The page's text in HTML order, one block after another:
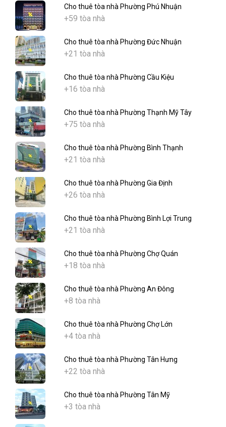
Cho thuê tòa nhà Phường Phú Nhuận
+59 tòa nhà
Cho thuê tòa nhà Phường Đức Nhuận
+21 tòa nhà
Cho thuê tòa nhà Phường Cầu Kiệu
+16 tòa nhà
Cho thuê tòa nhà Phường Thạnh Mỹ Tây
+75 tòa nhà
Cho thuê tòa nhà Phường Bình Thạnh
+21 tòa nhà
Cho thuê tòa nhà Phường Gia Định
+26 tòa nhà
Cho thuê tòa nhà Phường Bình Lợi Trung
+21 tòa nhà
Cho thuê tòa nhà Phường Chợ Quán
+18 tòa nhà
Cho thuê tòa nhà Phường An Đông
+8 tòa nhà
Cho thuê tòa nhà Phường Chợ Lớn
+4 tòa nhà
Cho thuê tòa nhà Phường Tân Hưng
+22 tòa nhà
Cho thuê tòa nhà Phường Tân Mỹ
+3 tòa nhà